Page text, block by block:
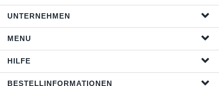
UNTERNEHMEN
MENU
HILFE
BESTELLINFORMATIONEN